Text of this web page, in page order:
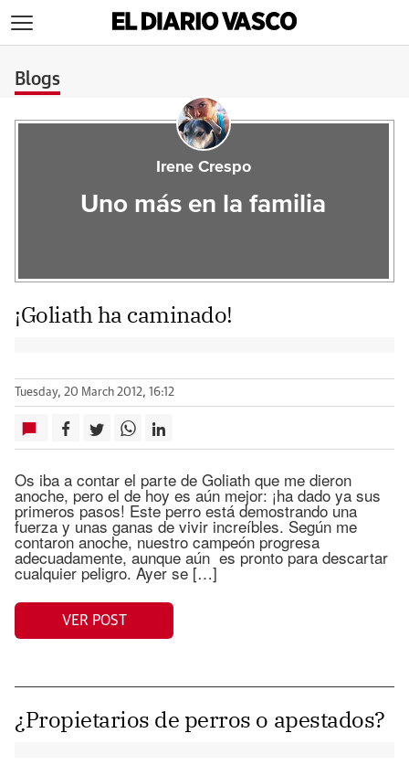
Blogs
Irene Crespo
Uno más en la familia
¡Goliath ha caminado!
Tuesday, 20 March 2012, 16:12
Os iba a contar el parte de Goliath que me dieron
anoche, pero el de hoy es aún mejor: ¡ha dado ya sus
primeros pasos! Este perro está demostrando una
fuerza y unas ganas de vivir increíbles. Según me
contaron anoche, nuestro campeón progresa
adecuadamente, aunque aún es pronto para descartar
cualquier peligro. Ayer se […]
VER POST
¿Propietarios de perros o apestados?